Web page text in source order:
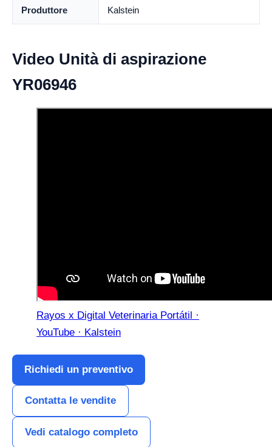
Produttore Kalstein
Video Unità di aspirazione
YR06946
Rayos x Digital Veterinaria Portátil ·
YouTube · Kalstein
Richiedi un preventivo
Contatta le vendite
Vedi catalogo completo